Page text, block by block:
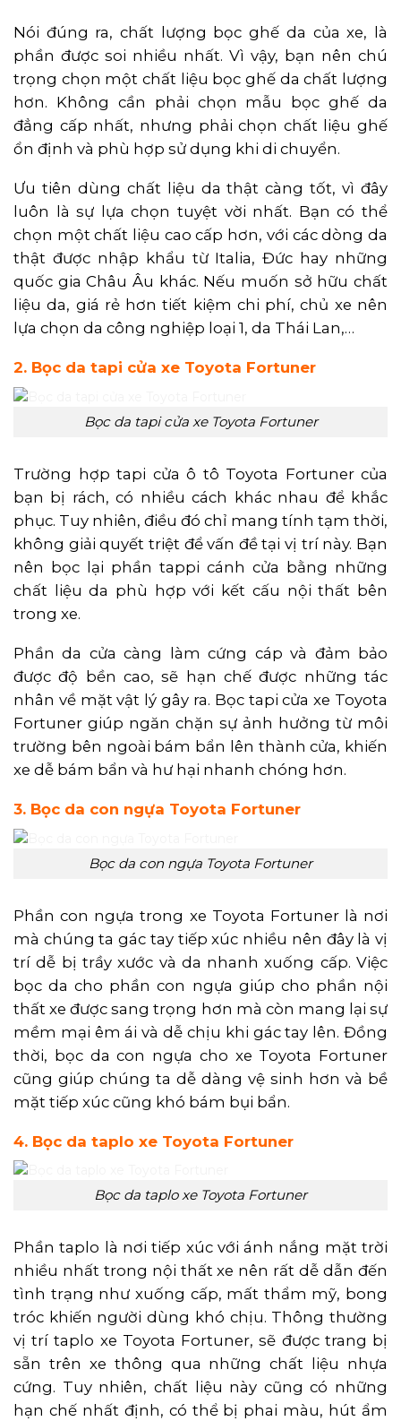
Nói đúng ra, chất lượng bọc ghế da của xe, là
phần được soi nhiều nhất. Vì vậy, bạn nên chú
trọng chọn một chất liệu bọc ghế da chất lượng
hơn. Không cần phải chọn mẫu bọc ghế da
đẳng cấp nhất, nhưng phải chọn chất liệu ghế
ổn định và phù hợp sử dụng khi di chuyển.
Ưu tiên dùng chất liệu da thật càng tốt, vì đây
luôn là sự lựa chọn tuyệt vời nhất. Bạn có thể
chọn một chất liệu cao cấp hơn, với các dòng da
thật được nhập khẩu từ Italia, Đức hay những
quốc gia Châu Âu khác. Nếu muốn sở hữu chất
liệu da, giá rẻ hơn tiết kiệm chi phí, chủ xe nên
lựa chọn da công nghiệp loại 1, da Thái Lan,…
2. Bọc da tapi cửa xe Toyota Fortuner
Bọc da tapi cửa xe Toyota Fortuner
Trường hợp tapi cửa ô tô Toyota Fortuner của
bạn bị rách, có nhiều cách khác nhau để khắc
phục. Tuy nhiên, điều đó chỉ mang tính tạm thời,
không giải quyết triệt để vấn đề tại vị trí này. Bạn
nên bọc lại phần tappi cánh cửa bằng những
chất liệu da phù hợp với kết cấu nội thất bên
trong xe.
Phần da cửa càng làm cứng cáp và đảm bảo
được độ bền cao, sẽ hạn chế được những tác
nhân về mặt vật lý gây ra. Bọc tapi cửa xe Toyota
Fortuner giúp ngăn chặn sự ảnh hưởng từ môi
trường bên ngoài bám bẩn lên thành cửa, khiến
xe dễ bám bẩn và hư hại nhanh chóng hơn.
3. Bọc da con ngựa Toyota Fortuner
Bọc da con ngựa Toyota Fortuner
Phần con ngựa trong xe Toyota Fortuner là nơi
mà chúng ta gác tay tiếp xúc nhiều nên đây là vị
trí dễ bị trầy xước và da nhanh xuống cấp. Việc
bọc da cho phần con ngựa giúp cho phần nội
thất xe được sang trọng hơn mà còn mang lại sự
mềm mại êm ái và dễ chịu khi gác tay lên. Đồng
thời, bọc da con ngựa cho xe Toyota Fortuner
cũng giúp chúng ta dễ dàng vệ sinh hơn và bề
mặt tiếp xúc cũng khó bám bụi bẩn.
4. Bọc da taplo xe Toyota Fortuner
Bọc da taplo xe Toyota Fortuner
Phần taplo là nơi tiếp xúc với ánh nắng mặt trời
nhiều nhất trong nội thất xe nên rất dễ dẫn đến
tình trạng như xuống cấp, mất thẩm mỹ, bong
tróc khiến người dùng khó chịu. Thông thường
vị trí taplo xe Toyota Fortuner, sẽ được trang bị
sẵn trên xe thông qua những chất liệu nhựa
cứng. Tuy nhiên, chất liệu này cũng có những
hạn chế nhất định, có thể bị phai màu, hút ẩm